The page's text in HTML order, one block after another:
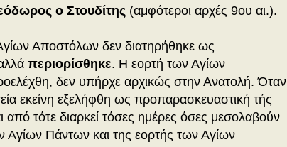
ο Στουδίτης (αμφότεροι αρχές 9ου αι.).
Αποστόλων δεν διατηρήθηκε ως
περιορίσθηκε. Η εορτή των Αγίων
δεν υπήρχε αρχικώς στην Ανατολή. Όταν
εκείνη εξελήφθη ως προπαρασκευαστική τής
από τότε διαρκεί τόσες ημέρες όσες μεσολαβούν
Αγίων Πάντων και της εορτής των Αγίων